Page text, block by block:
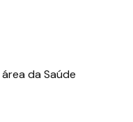
da Saúde